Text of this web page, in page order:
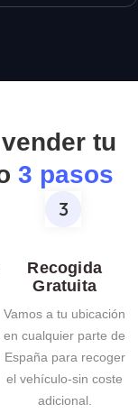
tu
3 pasos
Recogida
Gratuita
Vamos a tu ubicación
en cualquier parte de
España para recoger
el vehículo-sin coste
adicional.